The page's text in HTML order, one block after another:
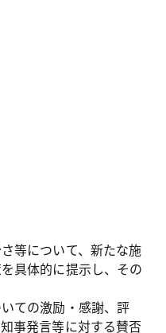
等について、新たな施
具体的に提示し、その
ての激励・感謝、評
事発言等に対する賛否